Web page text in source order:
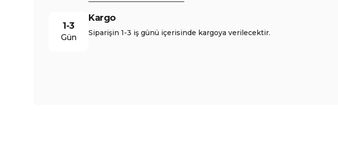
1-3
Gün
Kargo
Siparişin 1-3 iş günü içerisinde kargoya verilecektir.